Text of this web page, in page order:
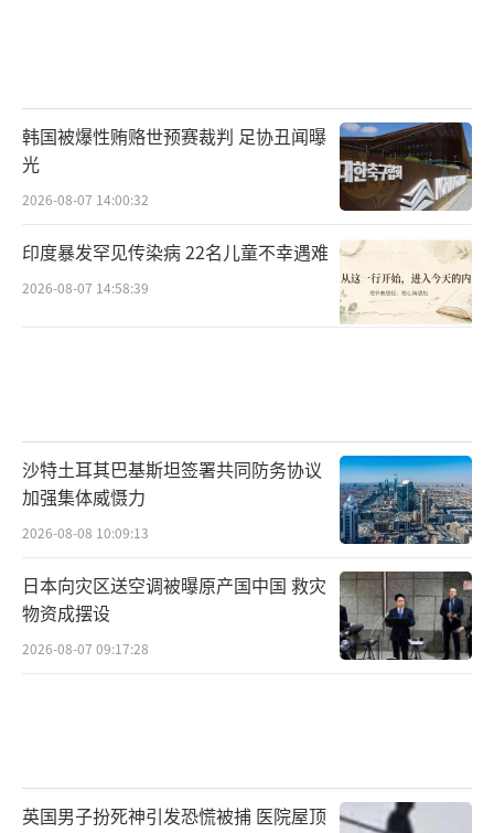
韩国被爆性贿赂世预赛裁判 足协丑闻曝
光
2026-08-07 14:00:32
印度暴发罕见传染病 22名儿童不幸遇难
2026-08-07 14:58:39
沙特土耳其巴基斯坦签署共同防务协议
加强集体威慑力
2026-08-08 10:09:13
日本向灾区送空调被曝原产国中国 救灾
物资成摆设
2026-08-07 09:17:28
英国男子扮死神引发恐慌被捕 医院屋顶